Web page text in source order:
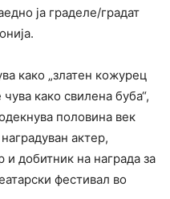
ја граделе/градат
како „златен кожурец
како свилена буба“,
половина век
актер,
добитник на награда за
фестивал во